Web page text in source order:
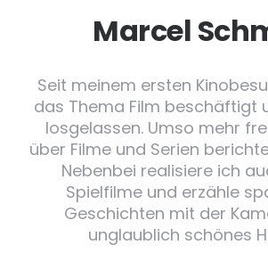
Marcel
Seit meinem ersten
das Thema Film beschäftigt
losgelassen. Umso mehr
über Filme und Serien
Nebenbei realisiere ich
Spielfilme und erzähle
Geschichten mit der
unglaublich schönes